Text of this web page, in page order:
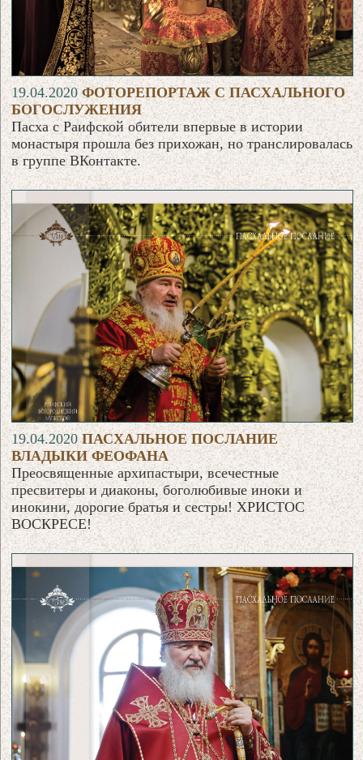
19.04.2020ФОТОРЕПОРТАЖ С ПАСХАЛЬНОГО
БОГОСЛУЖЕНИЯ
Пасха с Раифской обители впервые в истории
монастыря прошла без прихожан, но транслировалась
в группе ВКонтакте.
19.04.2020ПАСХАЛЬНОЕ ПОСЛАНИЕ
ВЛАДЫКИ ФЕОФАНА
Преосвященные архипастыри, всечестные
пресвитеры и диаконы, боголюбивые иноки и
инокини, дорогие братья и сестры! ХРИСТОС
ВОСКРЕСЕ!